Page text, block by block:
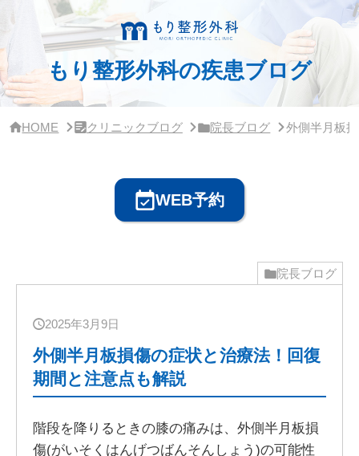
バ
ー・
ク
リ
ニ
もり整形外科の疾患ブログ
HOME クリニックブログ 院長ブログ 外側半月板
WEB予約
院長ブログ
2025年3月9日
外側半月板損傷の症状と治療法！回復
期間と注意点も解説
階段を降りるときの膝の痛みは、外側半月板損
傷(がいそくはんげつばんそんしょう)の可能性